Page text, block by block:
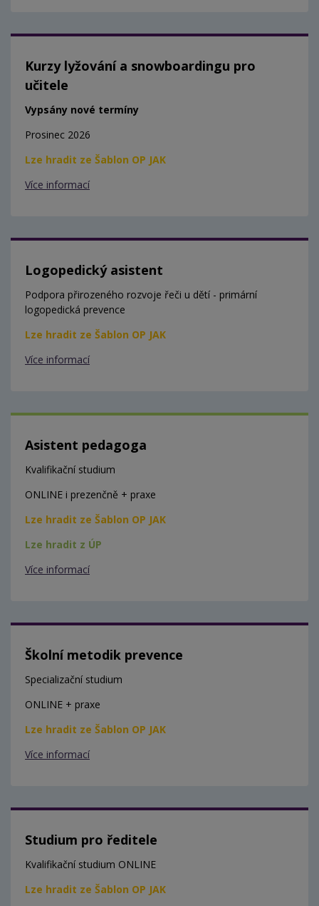
Kurzy lyžování a snowboardingu pro
učitele
Vypsány nové termíny
Prosinec 2026
Lze hradit ze Šablon OP JAK
Více informací
Logopedický asistent
Podpora přirozeného rozvoje řeči u dětí - primární
logopedická prevence
Lze hradit ze Šablon OP JAK
Více informací
Asistent pedagoga
Kvalifikační studium
ONLINE i prezenčně + praxe
Lze hradit ze Šablon OP JAK
Lze hradit z ÚP
Více informací
Školní metodik prevence
Specializační studium
ONLINE + praxe
Lze hradit ze Šablon OP JAK
Více informací
Studium pro ředitele
Kvalifikační studium ONLINE
Lze hradit ze Šablon OP JAK